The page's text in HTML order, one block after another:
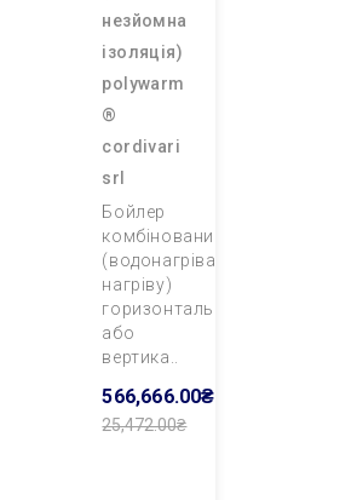
незйомна
ізоляція)
polywarm
®
cordivari
srl
Бойлер
комбінований
(водонагрівач непрямого
нагріву)
горизонтального
або
вертика..
566,666.00₴
25,472.00₴